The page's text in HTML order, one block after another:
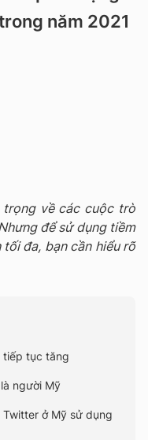
năm 2021
trọng về các cuộc trò
để sử dụng tiềm
đa, bạn cần hiểu rõ
tiếp tục tăng
người Mỹ
ở Mỹ sử dụng